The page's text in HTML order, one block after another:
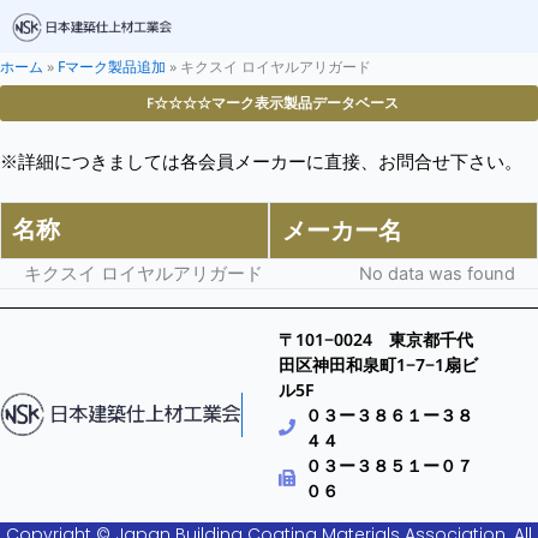
ホーム » Fマーク製品追加 » キクスイ ロイヤルアリガード
F☆☆☆☆マーク表示製品データベース
※詳細につきましては各会員メーカーに直接、お問合せ下さい。
名称 メーカー名
キクスイ ロイヤルアリガード No data was found
〒101−0024 東京都千代
田区神田和泉町1−7−1扇ビ
ル5F
０３ー３８６１ー３８
４４
０３ー３８５１ー０７
０６